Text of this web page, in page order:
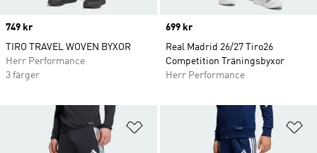
Price
749 kr
TIRO TRAVEL WOVEN BYXOR
Herr Performance
3 färger
Price
699 kr
Real Madrid 26/27 Tiro26
Competition Träningsbyxor
Herr Performance
Lägg till på önskelistan